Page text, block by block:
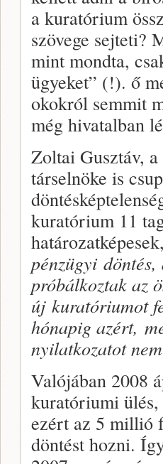
a kuratórium
szövege sejteti?
mint mondta,
ügyeket” (!). ő
okokról semmit
még hivatalban
Zoltai Gusztáv,
társelnöke is
kuratórium 11
pénzügyi
próbálkoztak az
új kuratóriumot
hónapig azért,
nyilatkozatot
Valójában 2008
kuratóriumi ülés,
ezért az 5 millió
döntést hozni.